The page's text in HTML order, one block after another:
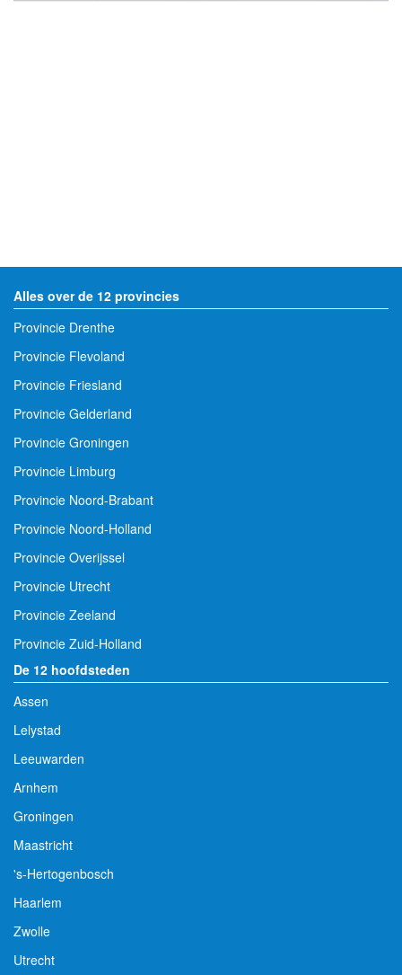
Alles over de 12 provincies
Provincie Drenthe
Provincie Flevoland
Provincie Friesland
Provincie Gelderland
Provincie Groningen
Provincie Limburg
Provincie Noord-Brabant
Provincie Noord-Holland
Provincie Overijssel
Provincie Utrecht
Provincie Zeeland
Provincie Zuid-Holland
De 12 hoofdsteden
Assen
Lelystad
Leeuwarden
Arnhem
Groningen
Maastricht
's-Hertogenbosch
Haarlem
Zwolle
Utrecht